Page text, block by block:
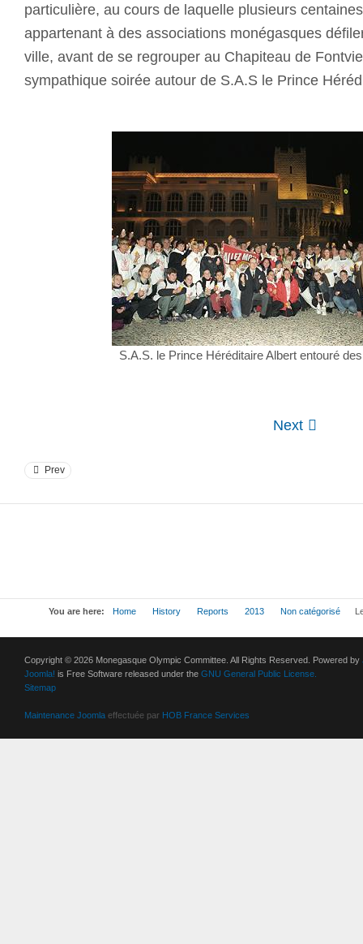
particulière, au cours de laquelle plusieurs
appartenant à des associations monégasques
ville, avant de se regrouper au Chapiteau de
sympathique soirée autour de S.A.S le Prince
S.A.S. le Prince Héréditaire Albert entouré
Next
Prev
You are here: Home History Reports 2013 Non catégorisé
Copyright © 2026 Monegasque Olympic Committee. All Rights Reserved. Powered by
Joomla! is Free Software released under the GNU General Public License.
Sitemap
Maintenance Joomla effectuée par HOB France Services